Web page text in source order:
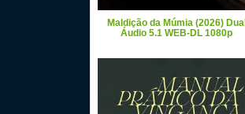
Maldição da Múmia (2026) Dual
Áudio 5.1 WEB-DL 1080p